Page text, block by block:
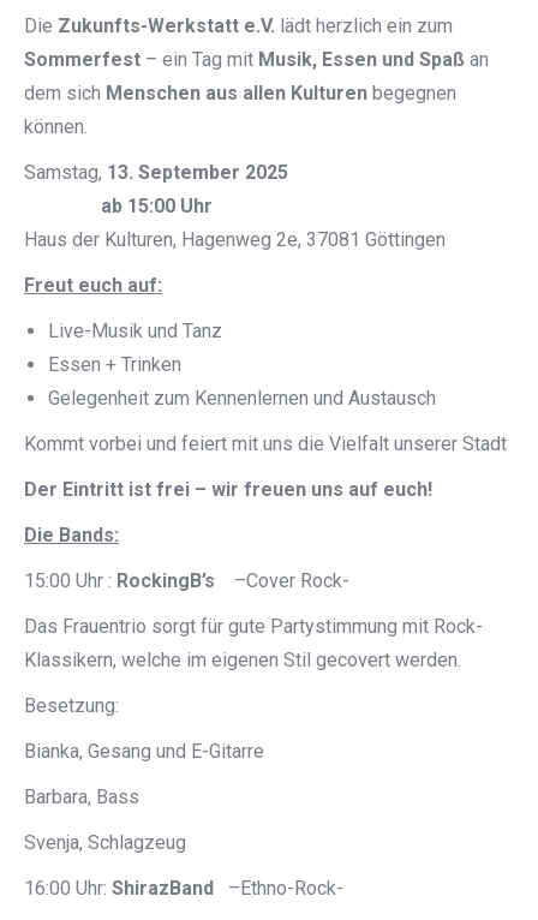
Die Zukunfts-Werkstatt e.V. lädt herzlich ein zum
Sommerfest – ein Tag mit Musik, Essen und Spaß an
dem sich Menschen aus allen Kulturen begegnen
können.
Samstag, 13. September 2025
ab 15:00 Uhr
Haus der Kulturen, Hagenweg 2e, 37081 Göttingen
Freut euch auf:
Live-Musik und Tanz
Essen + Trinken
Gelegenheit zum Kennenlernen und Austausch
Kommt vorbei und feiert mit uns die Vielfalt unserer Stadt
Der Eintritt ist frei – wir freuen uns auf euch!
Die Bands:
15:00 Uhr : RockingB’s
–Cover Rock-
Das Frauentrio sorgt für gute Partystimmung mit Rock-
Klassikern, welche im eigenen Stil gecovert werden.
Besetzung:
Bianka, Gesang und E-Gitarre
Barbara, Bass
Svenja, Schlagzeug
16:00 Uhr: ShirazBand –Ethno-Rock-